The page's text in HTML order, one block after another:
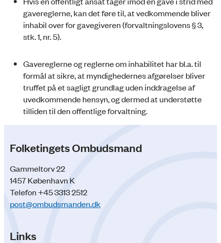
gavereglerne, kan det føre til, at vedkommende bliver
inhabil over for gavegiveren (forvaltningslovens § 3,
stk. 1, nr. 5).
Gavereglerne og reglerne om inhabilitet har bl.a. til
formål at sikre, at myndighedernes afgørelser bliver
truffet på et sagligt grundlag uden inddragelse af
uvedkommende hensyn, og dermed at understøtte
tilliden til den offentlige forvaltning.
Folketingets Ombudsmand
Gammeltorv 22
1457 København K
Telefon +45 3313 2512
post@ombudsmanden.dk
Links